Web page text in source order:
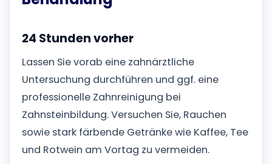
24 Stunden vorher
Lassen Sie vorab eine zahnärztliche
Untersuchung durchführen und ggf. eine
professionelle Zahnreinigung bei
Zahnsteinbildung. Versuchen Sie, Rauchen
sowie stark färbende Getränke wie Kaffee, Tee
und Rotwein am Vortag zu vermeiden.